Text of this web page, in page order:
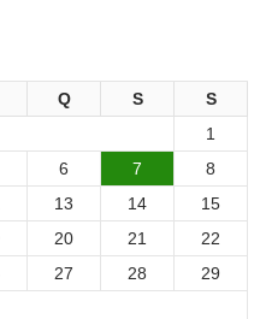
Q S
S
1
6 7
8
13 14
15
20 21
22
27 28
29